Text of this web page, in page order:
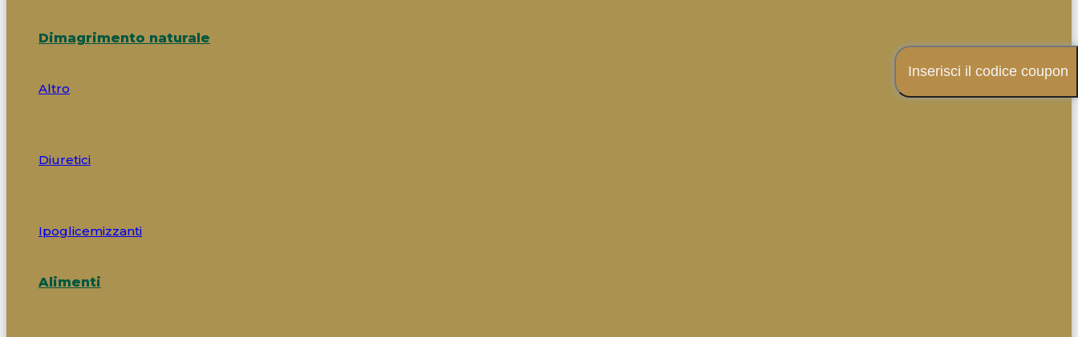
Dimagrimento naturale
Altro
Diuretici
Ipoglicemizzanti
Alimenti
Inserisci il codice coupon